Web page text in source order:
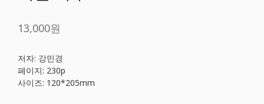
13,000원
저자: 강민경
페이지: 230p
사이즈: 120*205mm